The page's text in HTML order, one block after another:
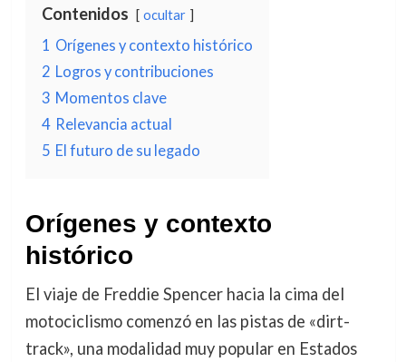
Contenidos ocultar
1 Orígenes y contexto histórico
2 Logros y contribuciones
3 Momentos clave
4 Relevancia actual
5 El futuro de su legado
Orígenes y contexto
histórico
El viaje de Freddie Spencer hacia la cima del
motociclismo comenzó en las pistas de «dirt-
track», una modalidad muy popular en Estados